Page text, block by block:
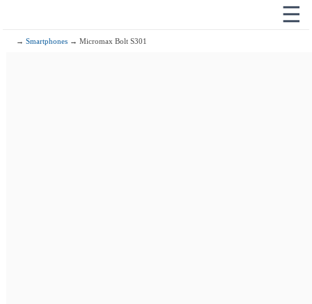
☰
→Smartphones → Micromax Bolt S301